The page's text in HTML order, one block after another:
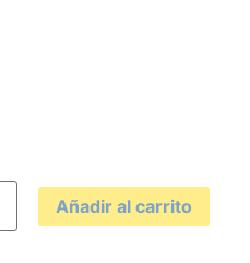
Añadir al carrito